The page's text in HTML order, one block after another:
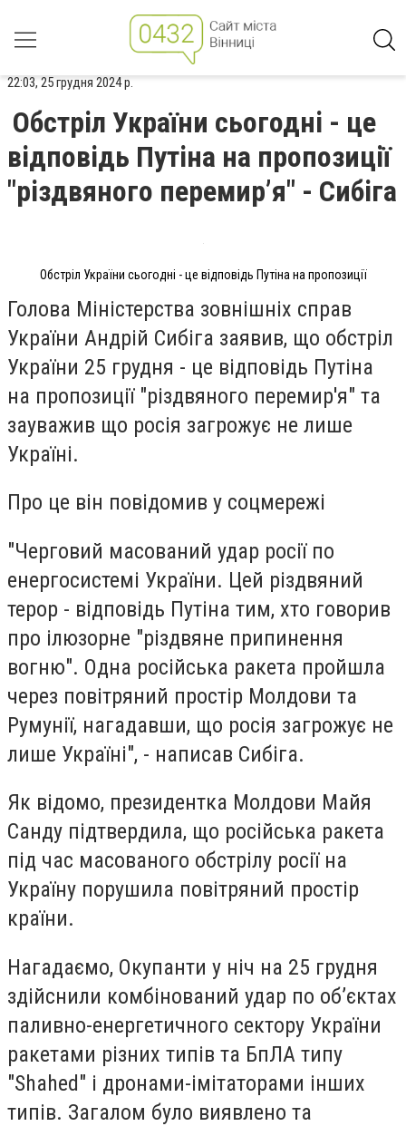
22:03, 25 грудня 2024 р.
Обстріл України сьогодні - це
відповідь Путіна на пропозиції
"різдвяного перемир’я" - Сибіга
Обстріл України сьогодні - це відповідь Путіна на пропозиції
Голова Міністерства зовнішніх справ
України Андрій Сибіга заявив, що обстріл
України 25 грудня - це відповідь Путіна
на пропозиції "різдвяного перемир'я" та
зауважив що росія загрожує не лише
Україні.
Про це він повідомив у соцмережі
"Черговий масований удар росії по
енергосистемі України. Цей різдвяний
терор - відповідь Путіна тим, хто говорив
про ілюзорне "різдвяне припинення
вогню". Одна російська ракета пройшла
через повітряний простір Молдови та
Румунії, нагадавши, що росія загрожує не
лише Україні", - написав Сибіга.
Як відомо, президентка Молдови Майя
Санду підтвердила, що російська ракета
під час масованого обстрілу росії на
Україну порушила повітряний простір
країни.
Нагадаємо, Окупанти у ніч на 25 грудня
здійснили комбінований удар по об’єктах
паливно-енергетичного сектору України
ракетами різних типів та БпЛА типу
"Shahed" і дронами-імітаторами інших
типів. Загалом було виявлено та